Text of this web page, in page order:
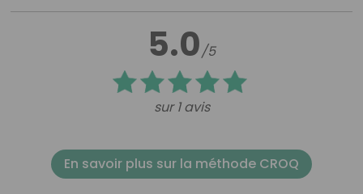
5.0/5
sur 1 avis
En savoir plus sur la méthode CROQ